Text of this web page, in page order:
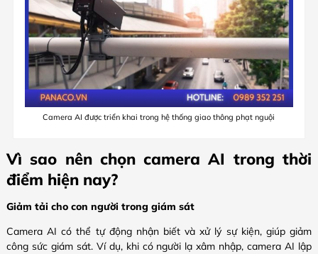
Camera AI được triển khai trong hệ thống giao thông phạt nguội
Vì sao nên chọn camera AI trong thời
điểm hiện nay?
Giảm tải cho con người trong giám sát
Camera AI có thể tự động nhận biết và xử lý sự kiện, giúp giảm
công sức giám sát. Ví dụ, khi có người lạ xâm nhập, camera AI lập